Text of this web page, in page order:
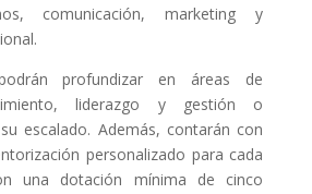
comunicación, marketing y
profundizar en áreas de
liderazgo y gestión o
escalado. Además, contarán con
personalizado para cada
una dotación mínima de cinco